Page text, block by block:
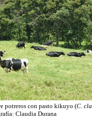
potreros con pasto kikuyo (C.
Claudia Durana